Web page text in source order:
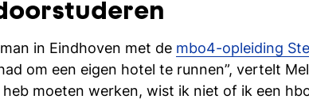
in Eindhoven met de mbo4-opleiding
om een eigen hotel te runnen”, vertelt
moeten werken, wist ik niet of ik een